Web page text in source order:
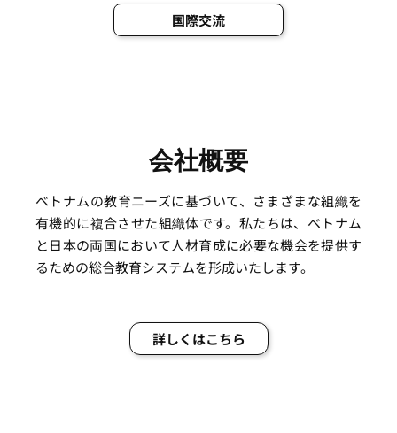
国際交流
会社概要
ベトナムの教育ニーズに基づいて、さまざまな組織を
有機的に複合させた組織体です。私たちは、ベトナム
と日本の両国において人材育成に必要な機会を提供す
るための総合教育システムを形成いたします。
詳しくはこちら